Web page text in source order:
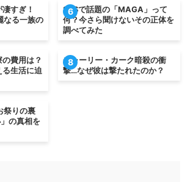
すぎ！
なる一族の
6
SNSで話題の「MAGA」って
何？今さら聞けないその正体を
調べてみた
費用は？
生活に迫
8
チャーリー・カーク暗殺の衝
撃…なぜ彼は撃たれたのか？
祭りの裏
の真相を